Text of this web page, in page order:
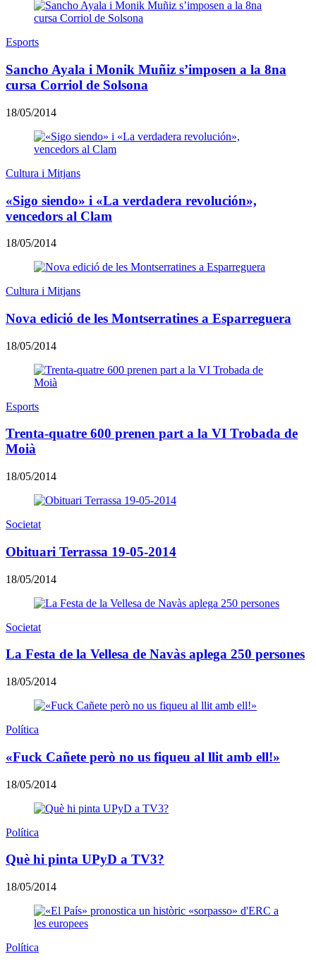
Esports
Sancho Ayala i Monik Muñiz s’imposen a la 8na
cursa Corriol de Solsona
18/05/2014
Cultura i Mitjans
«Sigo siendo» i «La verdadera revolución»,
vencedors al Clam
18/05/2014
Cultura i Mitjans
Nova edició de les Montserratines a Esparreguera
18/05/2014
Esports
Trenta-quatre 600 prenen part a la VI Trobada de
Moià
18/05/2014
Societat
Obituari Terrassa 19-05-2014
18/05/2014
Societat
La Festa de la Vellesa de Navàs aplega 250 persones
18/05/2014
Política
«Fuck Cañete però no us fiqueu al llit amb ell!»
18/05/2014
Política
Què hi pinta UPyD a TV3?
18/05/2014
Política